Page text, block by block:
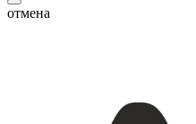
отмена